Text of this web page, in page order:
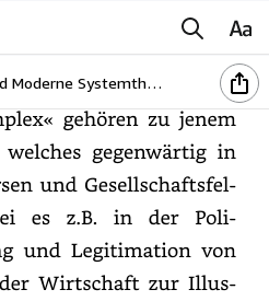
Internationale Beziehungen und Moderne Systemtheorie. Soziale Phänomene im „Zeitalter der Komplexität“ (German Edition)
und dazugehörige
gehören zu jenem
welches in
Gesellschaftsfeldern
z.B. in der Politik
Legitimation
der Wirtschaft Illustration